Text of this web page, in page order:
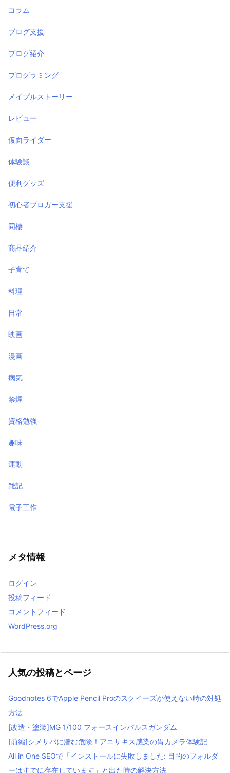
コラム
ブログ支援
ブログ紹介
プログラミング
メイプルストーリー
レビュー
仮面ライダー
体験談
便利グッズ
初心者ブロガー支援
同棲
商品紹介
子育て
料理
日常
映画
漫画
病気
禁煙
資格勉強
趣味
運動
雑記
電子工作
メタ情報
ログイン
投稿フィード
コメントフィード
WordPress.org
人気の投稿とページ
Goodnotes 6でApple Pencil Proのスクイーズが使えない時の対処
方法
[改造・塗装]MG 1/100 フォースインパルスガンダム
[前編]シメサバに潜む危険！アニサキス感染の胃カメラ体験記
All in One SEOで「インストールに失敗しました: 目的のフォルダ
ーはすでに存在しています」と出た時の解決方法